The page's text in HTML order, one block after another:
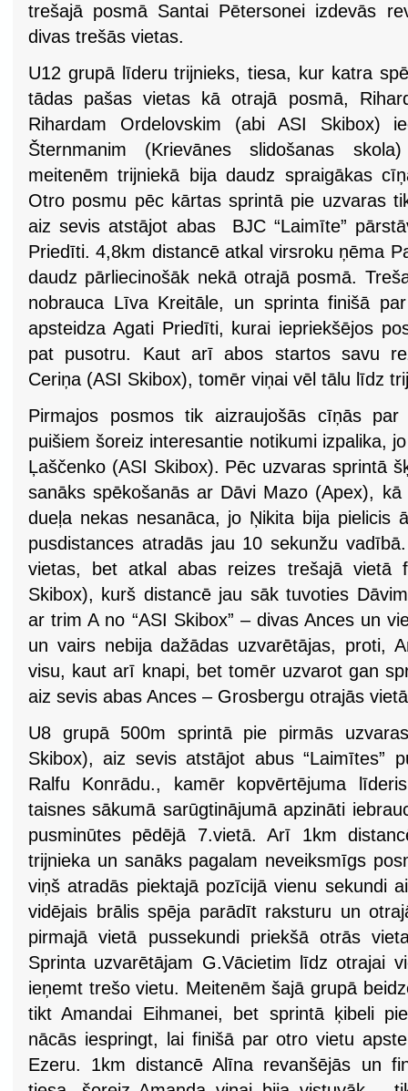
trešajā posmā Santai Pētersonei izdevās
divas trešās vietas.
U12 grupā līderu trijnieks, tiesa, kur katra
tādas pašas vietas kā otrajā posmā,
Rihardam Ordelovskim (abi ASI Skibox)
Šternmanim (Krievānes slidošanas
meitenēm trijniekā bija daudz spraigākas
Otro posmu pēc kārtas sprintā pie uzvaras
aiz sevis atstājot abas BJC “Laimīte”
Priedīti. 4,8km distancē atkal virsroku ņēma
daudz pārliecinošāk nekā otrajā posmā.
nobrauca Līva Kreitāle, un sprinta finišā
apsteidza Agati Priedīti, kurai iepriekšējos
pat pusotru. Kaut arī abos startos savu
Ceriņa (ASI Skibox), tomēr viņai vēl tālu līdz
Pirmajos posmos tik aizraujošās cīņās
puišiem šoreiz interesantie notikumi izpalika,
Ļaščenko (ASI Skibox). Pēc uzvaras sprintā
sanāks spēkošanās ar Dāvi Mazo (Apex),
dueļa nekas nesanāca, jo Ņikita bija pielicis
pusdistances atradās jau 10 sekunžu
vietas, bet atkal abas reizes trešajā vietā
Skibox), kurš distancē jau sāk tuvoties
ar trim A no “ASI Skibox” – divas Ances un
un vairs nebija dažādas uzvarētājas, proti,
visu, kaut arī knapi, bet tomēr uzvarot gan
aiz sevis abas Ances – Grosbergu otrajās
U8 grupā 500m sprintā pie pirmās
Skibox), aiz sevis atstājot abus “Laimītes”
Ralfu Konrādu., kamēr kopvērtējuma
taisnes sākumā sarūgtinājumā apzināti
pusminūtes pēdējā 7.vietā. Arī 1km
trijnieka un sanāks pagalam neveiksmīgs
viņš atradās piektajā pozīcijā vienu sekundi
vidējais brālis spēja parādīt raksturu un
pirmajā vietā pussekundi priekšā otrās
Sprinta uzvarētājam G.Vācietim līdz otrajai
ieņemt trešo vietu. Meitenēm šajā grupā
tikt Amandai Eihmanei, bet sprintā ķibeli
nācās iespringt, lai finišā par otro vietu
Ezeru. 1km distancē Alīna revanšējās un